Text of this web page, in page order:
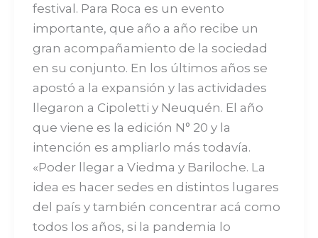
festival. Para Roca es un evento
importante, que año a año recibe un
gran acompañamiento de la sociedad
en su conjunto. En los últimos años se
apostó a la expansión y las actividades
llegaron a Cipoletti y Neuquén. El año
que viene es la edición N° 20 y la
intención es ampliarlo más todavía.
«Poder llegar a Viedma y Bariloche. La
idea es hacer sedes en distintos lugares
del país y también concentrar acá como
todos los años, si la pandemia lo